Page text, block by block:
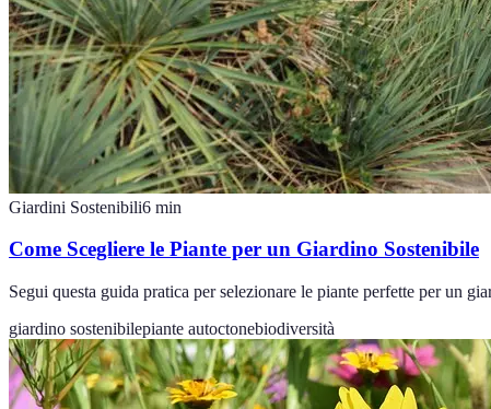
Giardini Sostenibili6 min
Come Scegliere le Piante per un Giardino Sostenibile
Segui questa guida pratica per selezionare le piante perfette per un
giardino sostenibilepiante autoctonebiodiversità